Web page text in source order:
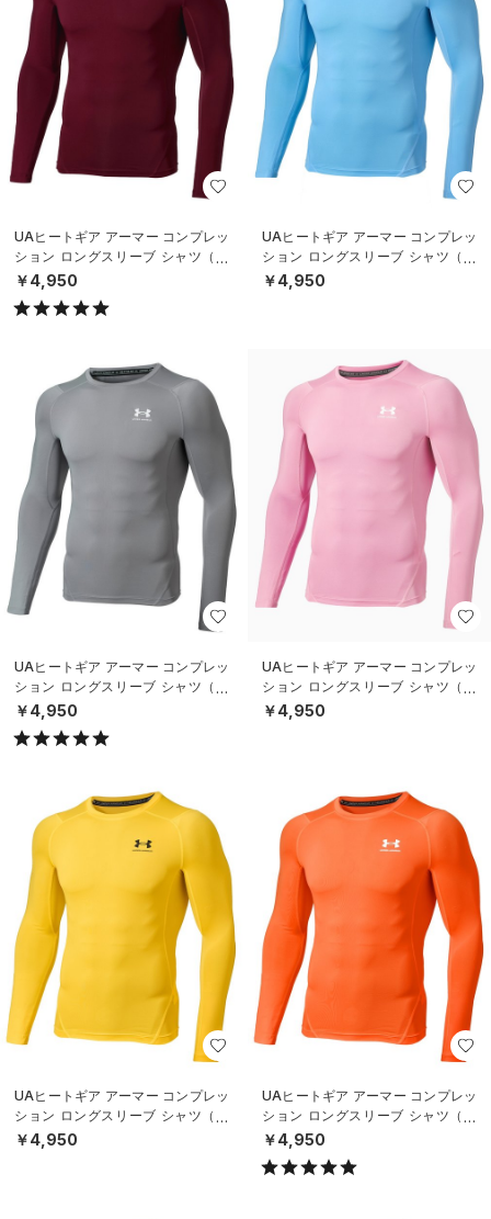
UAヒートギア アーマー コンプレッ
ション ロングスリーブ シャツ（ト
レーニング/MEN）
￥4,950
UAヒートギア アーマー コンプレッ
ション ロングスリーブ シャツ（ト
レーニング/MEN）
￥4,950
UAヒートギア アーマー コンプレッ
ション ロングスリーブ シャツ（ト
レーニング/MEN）
￥4,950
UAヒートギア アーマー コンプレッ
ション ロングスリーブ シャツ（ト
レーニング/MEN）
￥4,950
UAヒートギア アーマー コンプレッ
ション ロングスリーブ シャツ（ト
レーニング/MEN）
￥4,950
UAヒートギア アーマー コンプレッ
ション ロングスリーブ シャツ（ト
レーニング/MEN）
￥4,950